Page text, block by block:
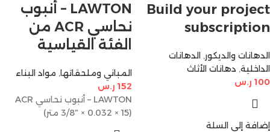
Build your project
subscription
الدهانات والديكور, الدهانات
الداخلية, دهانات الأثاث
100 ر.س
إضافة إلى السلة
LAWTON – أنبوب
نحاسي ACR من
الفئة القياسية
المباني وملحقاتها, مواد البناء
152 ر.س
LAWTON – أنبوب نحاسي ACR
(3/8″ × 0.032 × 15 متر)